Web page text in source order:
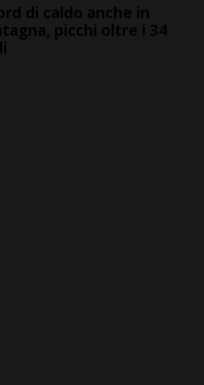
di caldo anche in
picchi oltre i 34